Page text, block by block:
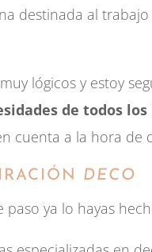
destinada al
lógicos y estoy
de todos
cuenta a la hora de
DECO
paso ya lo hayas